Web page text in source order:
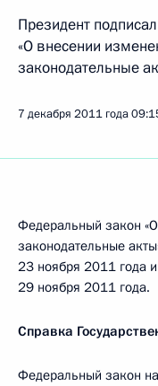
Президент
«О внесении
законодательные
7 декабря 2011 года
Федеральный закон
законодательные
23 ноября 2011 года
29 ноября 2011 года.
Справка
Федеральный закон